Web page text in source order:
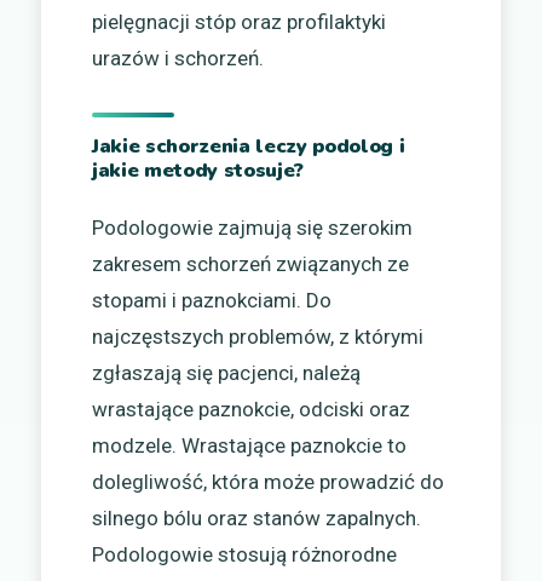
pielęgnacji stóp oraz profilaktyki
urazów i schorzeń.
Jakie schorzenia leczy podolog i
jakie metody stosuje?
Podologowie zajmują się szerokim
zakresem schorzeń związanych ze
stopami i paznokciami. Do
najczęstszych problemów, z którymi
zgłaszają się pacjenci, należą
wrastające paznokcie, odciski oraz
modzele. Wrastające paznokcie to
dolegliwość, która może prowadzić do
silnego bólu oraz stanów zapalnych.
Podologowie stosują różnorodne